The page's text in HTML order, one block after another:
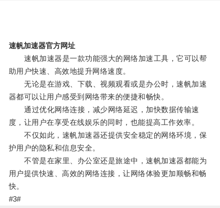
速帆加速器官方网址
速帆加速器是一款功能强大的网络加速工具，它可以帮
助用户快速、高效地提升网络速度。
无论是在游戏、下载、视频观看或是办公时，速帆加速
器都可以让用户感受到网络带来的便捷和畅快。
通过优化网络连接，减少网络延迟，加快数据传输速
度，让用户在享受在线娱乐的同时，也能提高工作效率。
不仅如此，速帆加速器还提供安全稳定的网络环境，保
护用户的隐私和信息安全。
不管是在家里、办公室还是旅途中，速帆加速器都能为
用户提供快速、高效的网络连接，让网络体验更加顺畅和畅
快。
#3#